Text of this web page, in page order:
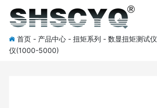
网站首页
首页 - 产品中心 - 扭矩系列 - 数显扭矩测试仪
仪(1000-5000)